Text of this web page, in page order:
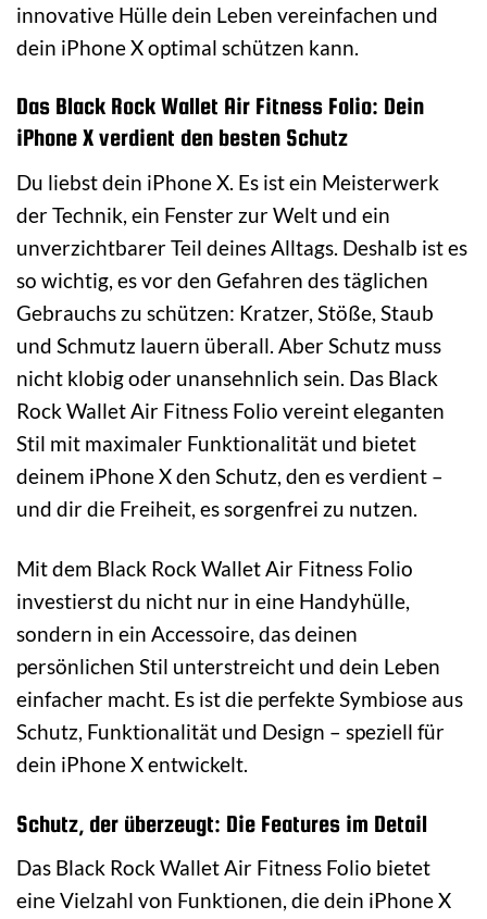
innovative Hülle dein Leben vereinfachen und
dein iPhone X optimal schützen kann.
Das Black Rock Wallet Air Fitness Folio: Dein
iPhone X verdient den besten Schutz
Du liebst dein iPhone X. Es ist ein Meisterwerk
der Technik, ein Fenster zur Welt und ein
unverzichtbarer Teil deines Alltags. Deshalb ist es
so wichtig, es vor den Gefahren des täglichen
Gebrauchs zu schützen: Kratzer, Stöße, Staub
und Schmutz lauern überall. Aber Schutz muss
nicht klobig oder unansehnlich sein. Das Black
Rock Wallet Air Fitness Folio vereint eleganten
Stil mit maximaler Funktionalität und bietet
deinem iPhone X den Schutz, den es verdient –
und dir die Freiheit, es sorgenfrei zu nutzen.
Mit dem Black Rock Wallet Air Fitness Folio
investierst du nicht nur in eine Handyhülle,
sondern in ein Accessoire, das deinen
persönlichen Stil unterstreicht und dein Leben
einfacher macht. Es ist die perfekte Symbiose aus
Schutz, Funktionalität und Design – speziell für
dein iPhone X entwickelt.
Schutz, der überzeugt: Die Features im Detail
Das Black Rock Wallet Air Fitness Folio bietet
eine Vielzahl von Funktionen, die dein iPhone X